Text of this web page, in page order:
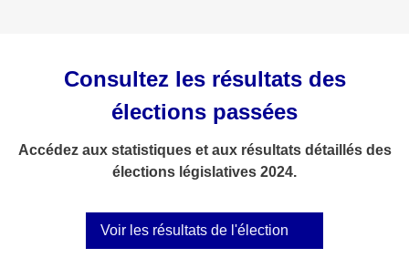
Consultez les résultats des
élections passées
Accédez aux statistiques et aux résultats détaillés des
élections législatives 2024.
Voir les résultats de l'élection